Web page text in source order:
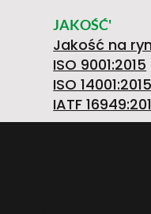
JAKOŚĆ'
Jakość na
ISO 9001:2015
ISO 14001:2015
IATF